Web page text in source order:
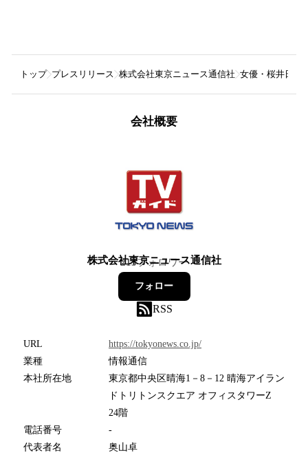
トップ プレスリリース 株式会社東京ニュース通信社 女優・桜井日奈
会社概要
株式会社東京ニュース通信社
213フォロワー
フォロー
RSS
URL
https://tokyonews.co.jp/
業種
情報通信
本社所在地
東京都中央区晴海1－8－12 晴海アイラン
ドトリトンスクエア オフィスタワーZ
24階
電話番号
-
代表者名
奥山卓